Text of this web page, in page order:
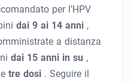
per l’HPV
dai 9 ai 14 anni ,
a distanza
dai 15 anni in su ,
tre dosi . Seguire il